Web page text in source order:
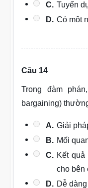
C. Tuyển
D. Có một
Câu 14
Trong đàm
bargaining)
A. Giải
B. Mối
C. Kết
cho bên
D. Dễ